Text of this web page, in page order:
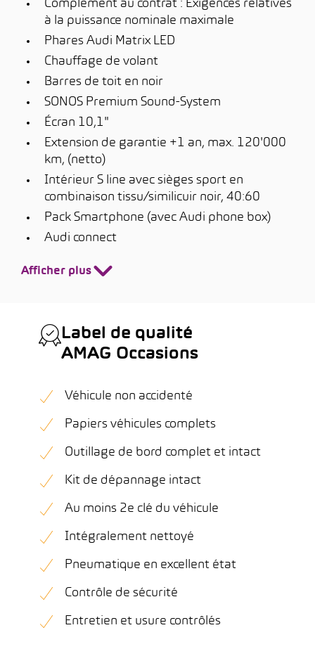
Complément au contrat : Exigences relatives
à la puissance nominale maximale
Phares Audi Matrix LED
Chauffage de volant
Barres de toit en noir
SONOS Premium Sound-System
Écran 10,1"
Extension de garantie +1 an, max. 120'000
km, (netto)
Intérieur S line avec sièges sport en
combinaison tissu/similicuir noir, 40:60
Pack Smartphone (avec Audi phone box)
Audi connect
Afficher plus
Label de qualité
AMAG Occasions
Véhicule non accidenté
Papiers véhicules complets
Outillage de bord complet et intact
Kit de dépannage intact
Au moins 2e clé du véhicule
Intégralement nettoyé
Pneumatique en excellent état
Contrôle de sécurité
Entretien et usure contrôlés